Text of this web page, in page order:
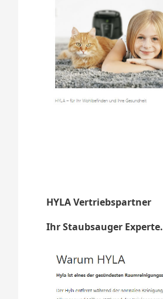
HYLA Vertriebspartner
Ihr Staubsauger Experte.